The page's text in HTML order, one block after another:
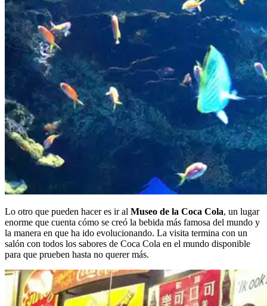
Lo otro que pueden hacer es ir al Museo de la Coca Cola, un lugar
enorme que cuenta cómo se creó la bebida más famosa del mundo y
la manera en que ha ido evolucionando. La visita termina con un
salón con todos los sabores de Coca Cola en el mundo disponible
para que prueben hasta no querer más.